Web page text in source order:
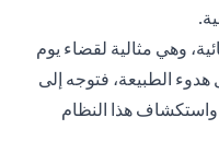
وهي مثالية لقضاء يوم
الطبيعة، فتوجه إلى
هذا النظام